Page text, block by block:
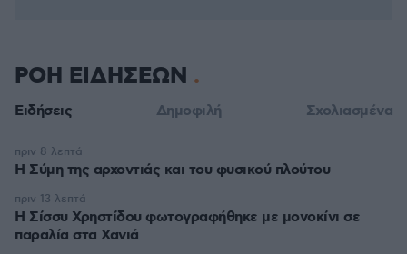
ΡΟΗ ΕΙΔΗΣΕΩΝ
Ειδήσεις Δημοφιλή Σχολιασμένα
Η Σύμη της αρχοντιάς και του φυσικού πλούτου
πριν 8 λεπτά
Η Σίσσυ Χρηστίδου φωτογραφήθηκε με μονοκίνι σε
παραλία στα Χανιά
πριν 13 λεπτά